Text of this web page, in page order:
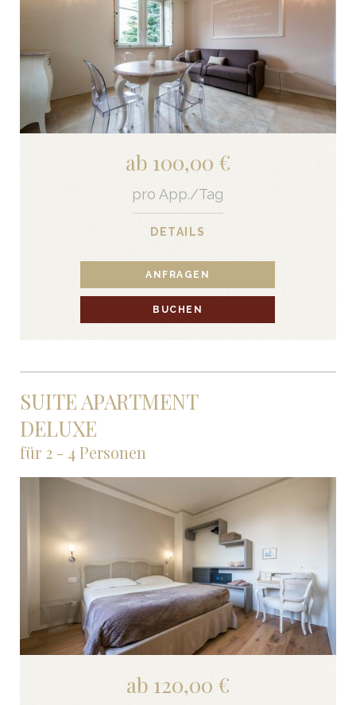
ab 100,00 €
pro App./Tag
DETAILS
ANFRAGEN
BUCHEN
SUITE APARTMENT
DELUXE
für 2 - 4 Personen
ab 120,00 €